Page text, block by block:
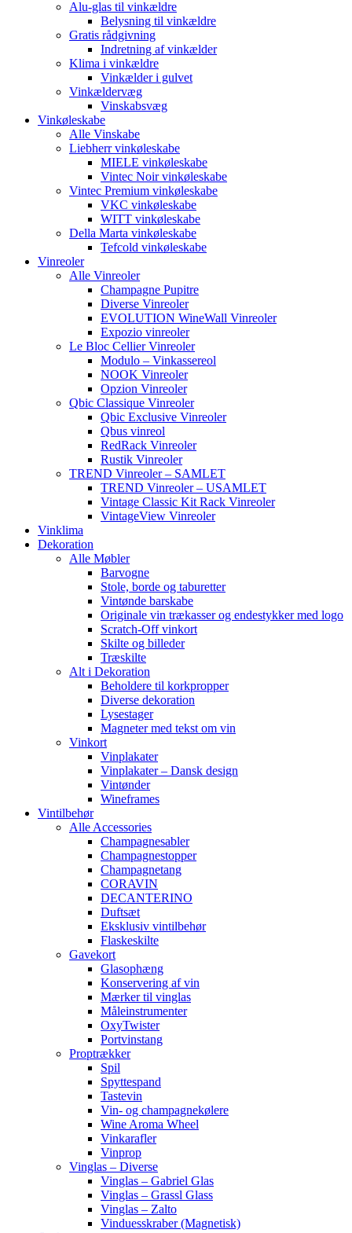
Alu-glas til vinkældre
Belysning til vinkældre
Gratis rådgivning
Indretning af vinkælder
Klima i vinkældre
Vinkælder i gulvet
Vinkældervæg
Vinskabsvæg
Vinkøleskabe
Alle Vinskabe
Liebherr vinkøleskabe
MIELE vinkøleskabe
Vintec Noir vinkøleskabe
Vintec Premium vinkøleskabe
VKC vinkøleskabe
WITT vinkøleskabe
Della Marta vinkøleskabe
Tefcold vinkøleskabe
Vinreoler
Alle Vinreoler
Champagne Pupitre
Diverse Vinreoler
EVOLUTION WineWall Vinreoler
Expozio vinreoler
Le Bloc Cellier Vinreoler
Modulo – Vinkassereol
NOOK Vinreoler
Opzion Vinreoler
Qbic Classique Vinreoler
Qbic Exclusive Vinreoler
Qbus vinreol
RedRack Vinreoler
Rustik Vinreoler
TREND Vinreoler – SAMLET
TREND Vinreoler – USAMLET
Vintage Classic Kit Rack Vinreoler
VintageView Vinreoler
Vinklima
Dekoration
Alle Møbler
Barvogne
Stole, borde og taburetter
Vintønde barskabe
Originale vin trækasser og endestykker med logo
Scratch-Off vinkort
Skilte og billeder
Træskilte
Alt i Dekoration
Beholdere til korkpropper
Diverse dekoration
Lysestager
Magneter med tekst om vin
Vinkort
Vinplakater
Vinplakater – Dansk design
Vintønder
Wineframes
Vintilbehør
Alle Accessories
Champagnesabler
Champagnestopper
Champagnetang
CORAVIN
DECANTERINO
Duftsæt
Eksklusiv vintilbehør
Flaskeskilte
Gavekort
Glasophæng
Konservering af vin
Mærker til vinglas
Måleinstrumenter
OxyTwister
Portvinstang
Proptrækker
Spil
Spyttespand
Tastevin
Vin- og champagnekølere
Wine Aroma Wheel
Vinkarafler
Vinprop
Vinglas – Diverse
Vinglas – Gabriel Glas
Vinglas – Grassl Glass
Vinglas – Zalto
Vinduesskraber (Magnetisk)